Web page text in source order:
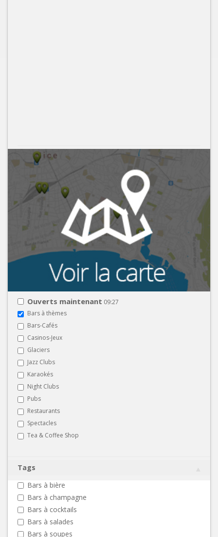
Ouverts maintenant 09:27
Bars à thèmes
Bars-Cafés
Casinos-Jeux
Glaciers
Jazz Clubs
Karaokés
Night Clubs
Pubs
Restaurants
Spectacles
Tea & Coffee Shop
Tags
Bars à bière
Bars à champagne
Bars à cocktails
Bars à salades
Bars à soupes